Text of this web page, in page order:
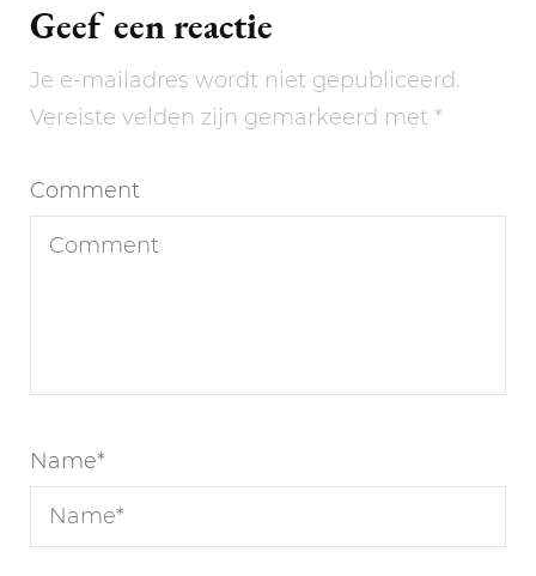
Geef een reactie
Je e-mailadres wordt niet gepubliceerd.
Vereiste velden zijn gemarkeerd met *
Comment
Name*